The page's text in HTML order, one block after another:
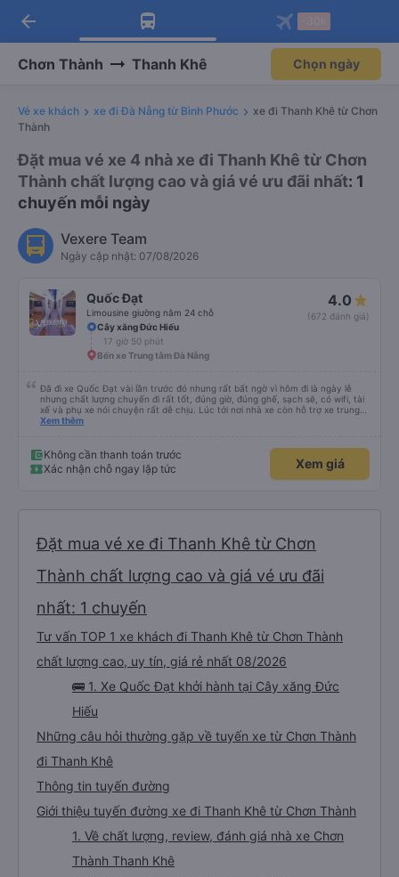
Tải app Vexere ngay!
Nhận ưu đãi thành viên độc
Mở app
Tải app Vexere
-30k/ghế khi đặt vé máy bay qua
Mở app
arrow_back
Chơn Thành Thanh Khê Chọn ngày
Vé xe khách xe đi Đà Nẵng từ Bình Phước
xe đi Thanh Khê từ Chơn
Thành
Đặt mua vé xe 4 nhà xe đi Thanh Khê từ Chơn
Thành chất lượng cao và giá vé ưu đãi nhất: 1
chuyến mỗi ngày
Vexere Team
Ngày cập nhật: 07/08/2026
Quốc Đạt
Limousine giường nằm 24 chỗ
4.0
(672 đánh giá)
Cây xăng Đức Hiếu
17 giờ 50 phút
Bến xe Trung tâm Đà Nẵng
Đã đi xe Quốc Đạt vài lần trước đó nhưng rất bất ngờ vì hôm đi là ngày lễ
nhưng chất lượng chuyến đi rất tốt, đúng giờ, đúng ghế, sạch sẽ, có wifi, tài
xế và phụ xe nói chuyện rất dễ chịu. Lúc tới nơi nhà xe còn hỗ trợ xe trung
chuyển tới tận nhà. 10đ cho nhà xe, hy vọng nhà xe duy trì được chất lượng
Xem thêm
Không cần thanh toán trước
Xác nhận chỗ ngay lập tức
Xem giá
Đặt mua vé xe đi Thanh Khê từ Chơn
Thành chất lượng cao và giá vé ưu đãi
nhất: 1 chuyến
Tư vấn TOP 1 xe khách đi Thanh Khê từ Chơn Thành
chất lượng cao, uy tín, giá rẻ nhất 08/2026
🚌 1. Xe Quốc Đạt khởi hành tại Cây xăng Đức
Hiếu
Những câu hỏi thường gặp về tuyến xe từ Chơn Thành
đi Thanh Khê
Thông tin tuyến đường
Giới thiệu tuyến đường xe đi Thanh Khê từ Chơn Thành
1. Về chất lượng, review, đánh giá nhà xe Chơn
Thành Thanh Khê